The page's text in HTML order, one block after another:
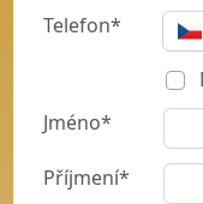
Telefon*
Jméno*
Příjmení*